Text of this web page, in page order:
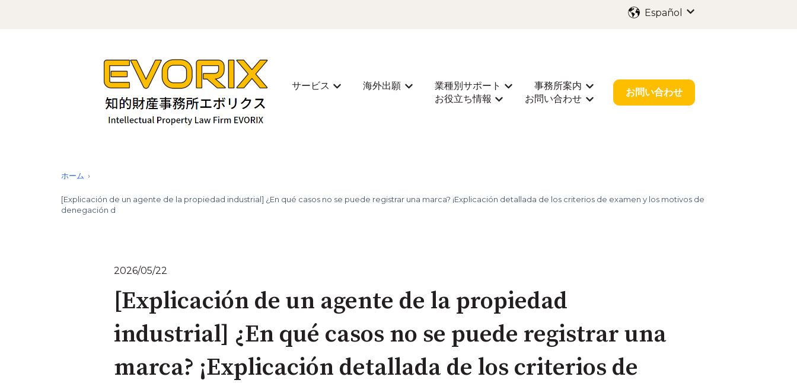
Español
サービス
Mostrar submenú de サービス
海外出願
Mostrar submenú de 海外出願
業種別サポート
Mostrar submenú de 業種別サポート
事務所案内
Mostrar submenú de 事務所案内
お役立ち情報
Mostrar submenú de お役立ち情報
お問い合わせ
Mostrar submenú de お問い合わせ
お問い合わせ
ホーム
[Explicación de un agente de la propiedad industrial] ¿En qué casos no se puede registrar una marca? ¡Explicación detallada de los criterios de examen y los motivos de
denegación d
2026/05/22
[Explicación de un agente de la propiedad
industrial] ¿En qué casos no se puede registrar una
marca? ¡Explicación detallada de los criterios de